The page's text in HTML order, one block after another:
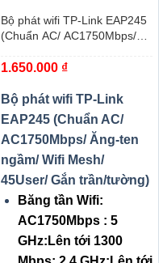
Bộ phát wifi TP-Link EAP245
(Chuẩn AC/ AC1750Mbps/
45User/ Gắn trần/tường)
1.650.000 ₫
Bộ phát wifi TP-Link
EAP245 (Chuẩn AC/
AC1750Mbps/ Ăng-ten
ngầm/ Wifi Mesh/
45User/ Gắn trần/tường)
Băng tần Wifi:
AC1750Mbps : 5
GHz:Lên tới 1300